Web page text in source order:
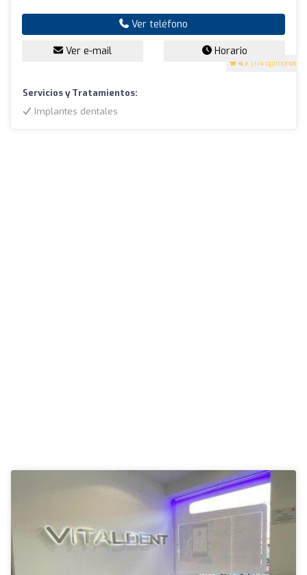
4.7 (174 opiniones)
Ver teléfono
Ver e-mail Horario
Servicios y Tratamientos:
Implantes dentales